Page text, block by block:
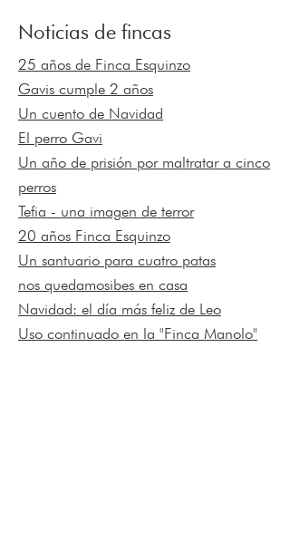
Noticias de fincas
25 años de Finca Esquinzo
Gavis cumple 2 años
Un cuento de Navidad
El perro Gavi
Un año de prisión por maltratar a cinco
perros
Tefia - una imagen de terror
20 años Finca Esquinzo
Un santuario para cuatro patas
nos quedamosibes en casa
Navidad: el día más feliz de Leo
Uso continuado en la "Finca Manolo"